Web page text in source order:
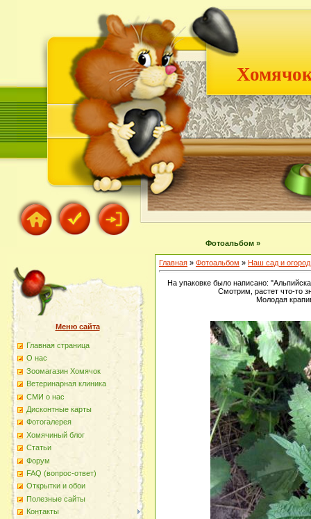
Фотоальбом »
Меню сайта
Главная страница
О наc
Зоомагазин Хомячок
Ветеринарная клиника
СМИ о нас
Дисконтные карты
Фотогалерея
Хомячиный блог
Статьи
Форум
FAQ (вопрос-ответ)
Открытки и обои
Полезные сайты
Контакты
Главная » Фотоальбом » Наш сад и огород
На упаковке было написано:
Смотрим, растет что-то
Молодая